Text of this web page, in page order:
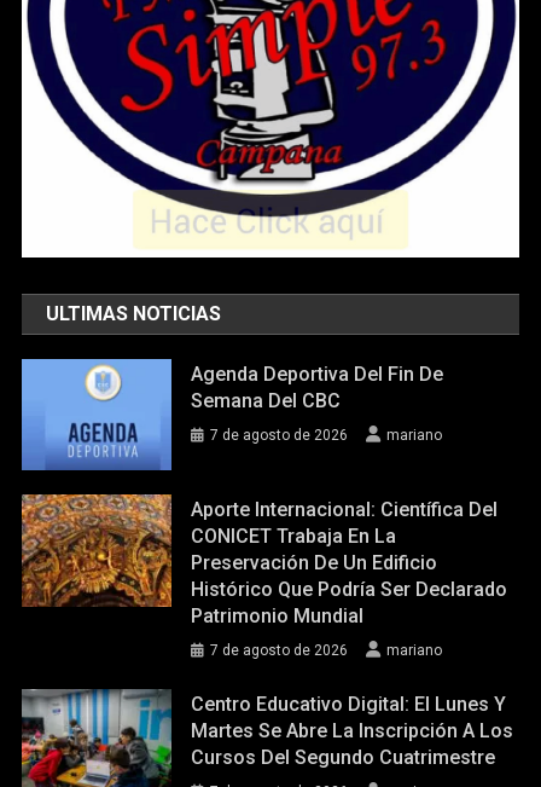
ULTIMAS NOTICIAS
Agenda Deportiva Del Fin De
Semana Del CBC
7 de agosto de 2026 mariano
Aporte Internacional: Científica Del
CONICET Trabaja En La
Preservación De Un Edificio
Histórico Que Podría Ser Declarado
Patrimonio Mundial
7 de agosto de 2026 mariano
Centro Educativo Digital: El Lunes Y
Martes Se Abre La Inscripción A Los
Cursos Del Segundo Cuatrimestre